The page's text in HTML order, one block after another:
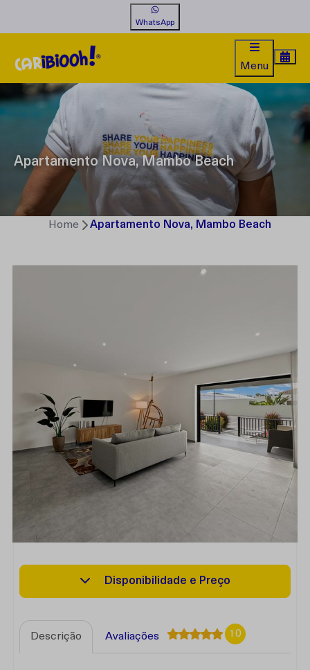
WhatsApp
Menu
Apartamento Nova, Mambo Beach
Home Apartamento Nova, Mambo Beach
Disponibilidade e Preço
Descrição Avaliações 10